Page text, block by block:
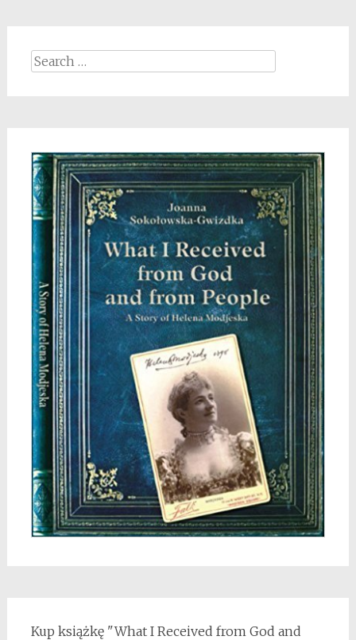
Search
Kup książkę "What I Received from God and